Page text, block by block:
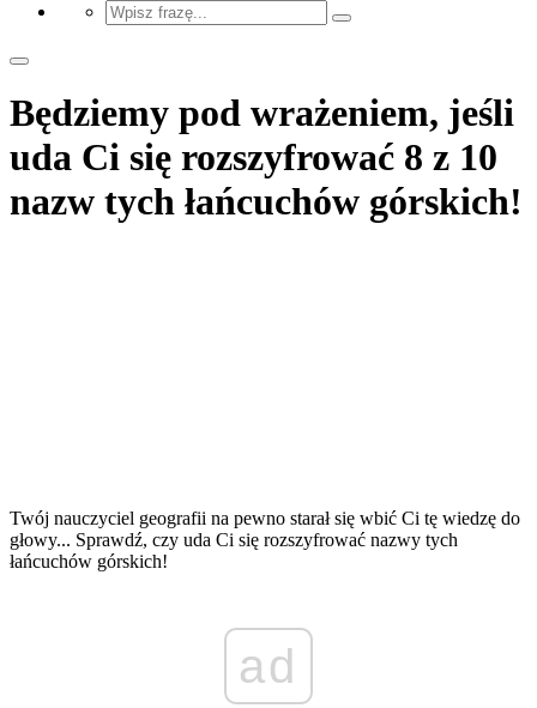
Będziemy pod wrażeniem, jeśli
uda Ci się rozszyfrować 8 z 10
nazw tych łańcuchów górskich!
Twój nauczyciel geografii na pewno starał się wbić Ci tę wiedzę do
głowy... Sprawdź, czy uda Ci się rozszyfrować nazwy tych
łańcuchów górskich!
ad